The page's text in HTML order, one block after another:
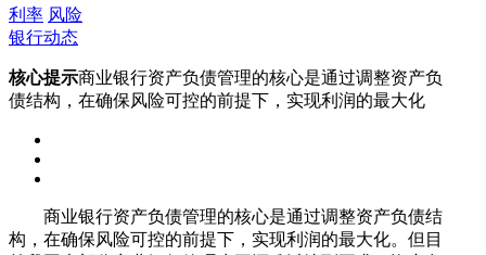
利率 风险
银行动态
核心提示商业银行资产负债管理的核心是通过调整资产负
债结构，在确保风险可控的前提下，实现利润的最大化
商业银行资产负债管理的核心是通过调整资产负债结
构，在确保风险可控的前提下，实现利润的最大化。但目